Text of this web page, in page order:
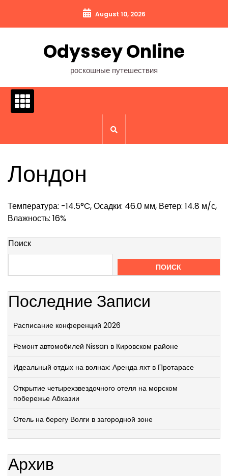
содержимому
August 10, 2026
Odyssey Online
роскошные путешествия
Лондон
Температура: -14.5°C, Осадки: 46.0 мм, Ветер: 14.8 м/с,
Влажность: 16%
Поиск
ПОИСК
Последние Записи
Расписание конференций 2026
Ремонт автомобилей Nissan в Кировском районе
Идеальный отдых на волнах: Аренда яхт в Протарасе
Открытие четырехзвездочного отеля на морском
побережье Абхазии
Отель на берегу Волги в загородной зоне
Архив